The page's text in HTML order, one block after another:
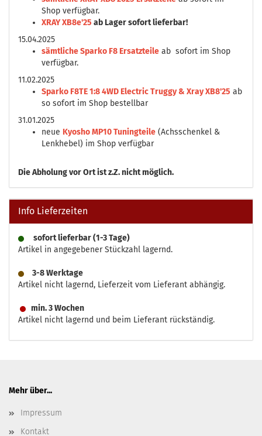
Shop verfügbar.
XRAY XB8e'25 ab Lager sofort lieferbar!
15.04.2025
sämtliche Sparko F8 Ersatzteile ab sofort im Shop
verfügbar.
11.02.2025
Sparko F8TE 1:8 4WD Electric Truggy & Xray XB8'25 ab
so sofort im Shop bestellbar
31.01.2025
neue Kyosho MP10 Tuningteile (Achsschenkel &
Lenkhebel) im Shop verfügbar
DieAbholung vor Ort ist z.Z. nicht möglich.
Info Lieferzeiten
sofort lieferbar (1-3 Tage)
Artikel in angegebener Stückzahl lagernd.
3-8 Werktage
Artikel nicht lagernd, Lieferzeit vom Lieferant abhängig.
min. 3 Wochen
Artikel nicht lagernd und beim Lieferant rückständig.
Mehr über...
Impressum
Kontakt